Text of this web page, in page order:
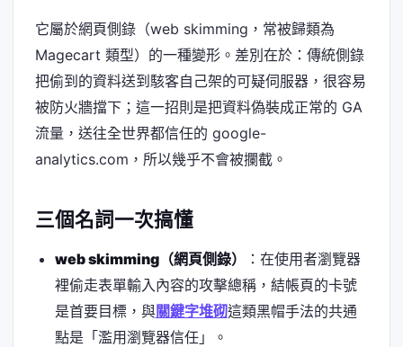
它屬於網頁側錄（web skimming，常被歸類為
Magecart 類型）的一種變形。差別在於：傳統側錄
把偷到的資料送到駭客自己架的可疑伺服器，很容易
被防火牆擋下；這一招則是把資料偽裝成正常的 GA
流量，送往全世界都信任的 google-
analytics.com，所以幾乎不會被攔截。
三個名詞一次搞懂
web skimming（網頁側錄）
：在使用者瀏覽器
裡偷走表單輸入內容的攻擊總稱，結帳頁的卡號
是首要目標，與關鍵字堆砌這類黑帽手法的共通
點是「濫用瀏覽器信任」。